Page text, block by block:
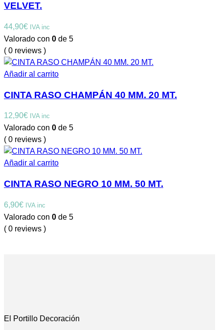
VELVET.
44,90€ IVA inc
Valorado con 0 de 5
( 0 reviews )
Añadir al carrito
CINTA RASO CHAMPÁN 40 MM. 20 MT.
12,90€ IVA inc
Valorado con 0 de 5
( 0 reviews )
Añadir al carrito
CINTA RASO NEGRO 10 MM. 50 MT.
6,90€ IVA inc
Valorado con 0 de 5
( 0 reviews )
El Portillo Decoración